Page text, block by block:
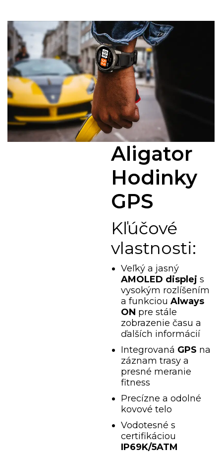
Aligator
Hodinky
GPS
Kľúčové
vlastnosti:
Veľký a jasný
AMOLED displej s
vysokým rozlíšením
a funkciou Always
ON pre stále
zobrazenie času a
ďalších informácií
Integrovaná GPS na
záznam trasy a
presné meranie
fitness
Precízne a odolné
kovové telo
Vodotesné s
certifikáciou
IP69K/5ATM